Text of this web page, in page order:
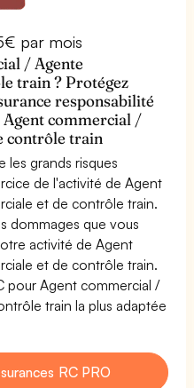
par mois
/ Agente
train ? Protégez
responsabilité
commercial /
contrôle train
grands risques
de l'activité de Agent
et de contrôle train.
dommages que vous
activité de Agent
et de contrôle train.
pour Agent commercial /
train la plus adaptée
RC PRO